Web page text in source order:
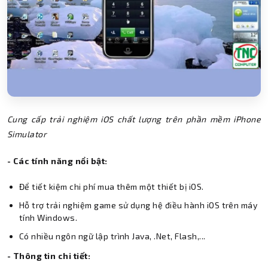
Cung cấp trải nghiệm iOS chất lượng trên phần mềm iPhone
Simulator
- Các tính năng nổi bật:
Để tiết kiệm chi phí mua thêm một thiết bị iOS.
Hỗ trợ trải nghiệm game sử dụng hệ điều hành iOS trên máy
tính Windows.
Có nhiều ngôn ngữ lập trình Java, .Net, Flash,...
- Thông tin chi tiết: